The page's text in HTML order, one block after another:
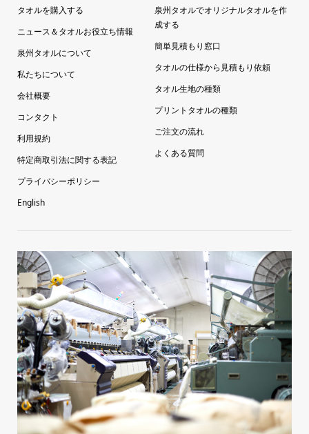
タオルを購入する
ニュース＆タオルお役立ち情報
泉州タオルについて
私たちについて
会社概要
コンタクト
利用規約
特定商取引法に関する表記
プライバシーポリシー
English
泉州タオルでオリジナルタオルを作
成する
簡単見積もり窓口
タオルの仕様から見積もり依頼
タオル生地の種類
プリントタオルの種類
ご注文の流れ
よくある質問